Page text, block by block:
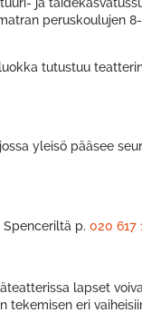
peruskoulujen
tutustuu
yleisö pääsee
p. 020 617
lapset
tekemisen eri